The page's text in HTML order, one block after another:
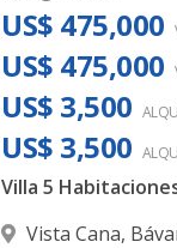
US$ 475,000
US$ 475,000
US$ 3,500
US$ 3,500
Vista Cana,